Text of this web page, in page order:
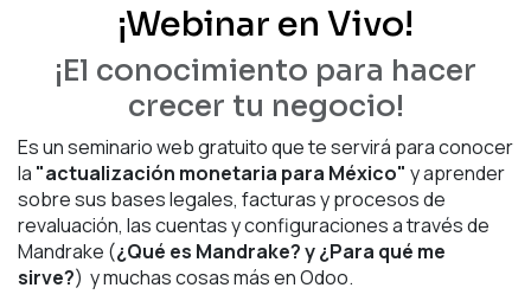
¡Webinar en Vivo!
¡El conocimiento para hacer
crecer tu negocio!
Es un seminario web gratuito que te servirá para conocer
la "actualización monetaria para México" y aprender
sobre sus bases legales, facturas y procesos de
revaluación, las cuentas y configuraciones a través de
Mandrake (¿Qué es Mandrake? y ¿Para qué me
sirve?) y muchas cosas más en Odoo.